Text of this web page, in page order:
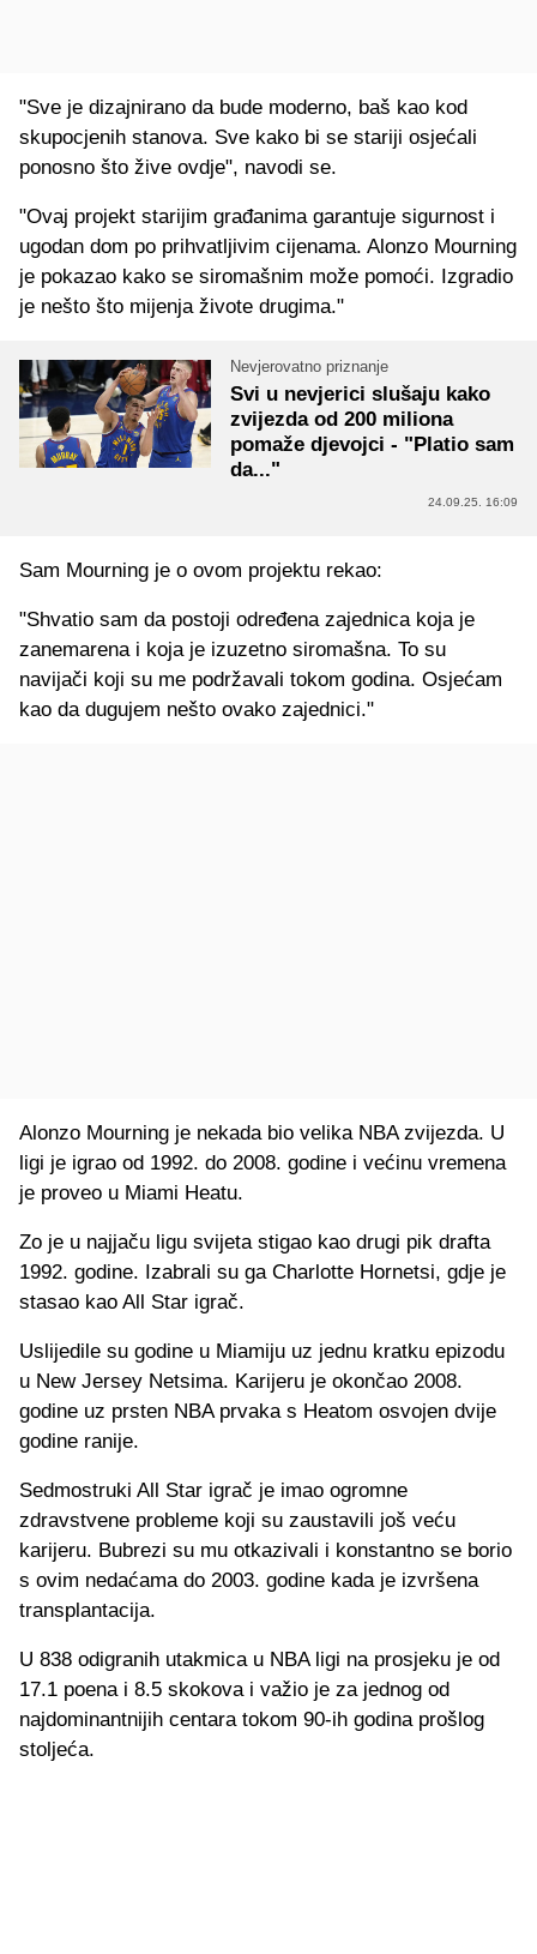
"Sve je dizajnirano da bude moderno, baš kao kod
skupocjenih stanova. Sve kako bi se stariji osjećali
ponosno što žive ovdje", navodi se.
"Ovaj projekt starijim građanima garantuje sigurnost i
ugodan dom po prihvatljivim cijenama. Alonzo Mourning
je pokazao kako se siromašnim može pomoći. Izgradio
je nešto što mijenja živote drugima."
Nevjerovatno priznanje
Svi u nevjerici slušaju kako
zvijezda od 200 miliona
pomaže djevojci - "Platio sam
da..."
24.09.25. 16:09
Sam Mourning je o ovom projektu rekao:
"Shvatio sam da postoji određena zajednica koja je
zanemarena i koja je izuzetno siromašna. To su
navijači koji su me podržavali tokom godina. Osjećam
kao da dugujem nešto ovako zajednici."
Alonzo Mourning je nekada bio velika NBA zvijezda. U
ligi je igrao od 1992. do 2008. godine i većinu vremena
je proveo u Miami Heatu.
Zo je u najjaču ligu svijeta stigao kao drugi pik drafta
1992. godine. Izabrali su ga Charlotte Hornetsi, gdje je
stasao kao All Star igrač.
Uslijedile su godine u Miamiju uz jednu kratku epizodu
u New Jersey Netsima. Karijeru je okončao 2008.
godine uz prsten NBA prvaka s Heatom osvojen dvije
godine ranije.
Sedmostruki All Star igrač je imao ogromne
zdravstvene probleme koji su zaustavili još veću
karijeru. Bubrezi su mu otkazivali i konstantno se borio
s ovim nedaćama do 2003. godine kada je izvršena
transplantacija.
U 838 odigranih utakmica u NBA ligi na prosjeku je od
17.1 poena i 8.5 skokova i važio je za jednog od
najdominantnijih centara tokom 90-ih godina prošlog
stoljeća.